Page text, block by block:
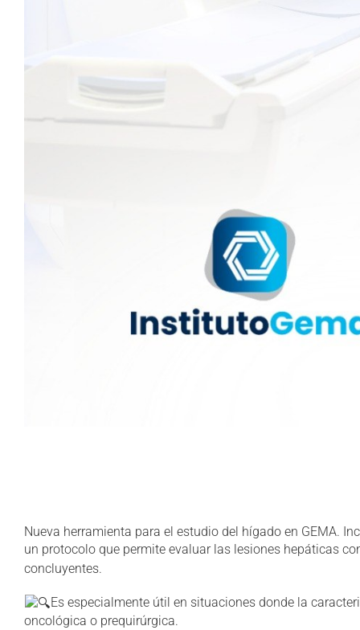
Nueva herramienta para el estudio del hígado en GEMA.
un protocolo que permite evaluar las lesiones hepáticas
concluyentes.
Es especialmente útil en situaciones donde la
oncológica o prequirúrgica.